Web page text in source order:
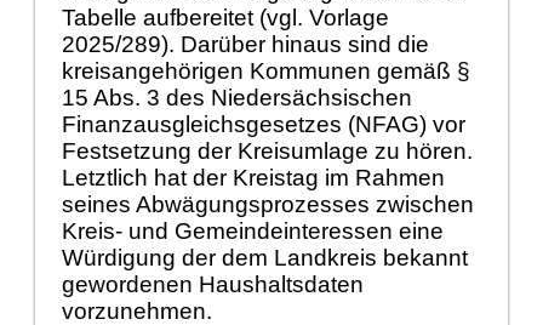
Tabelle aufbereitet (vgl. Vorlage
2025/289). Darüber hinaus sind die
kreisangehörigen Kommunen gemäß §
15 Abs. 3 des Niedersächsischen
Finanzausgleichsgesetzes (NFAG) vor
Festsetzung der Kreisumlage zu hören.
Letztlich hat der Kreistag im Rahmen
seines Abwägungsprozesses zwischen
Kreis- und Gemeindeinteressen eine
Würdigung der dem Landkreis bekannt
gewordenen Haushaltsdaten
vorzunehmen.